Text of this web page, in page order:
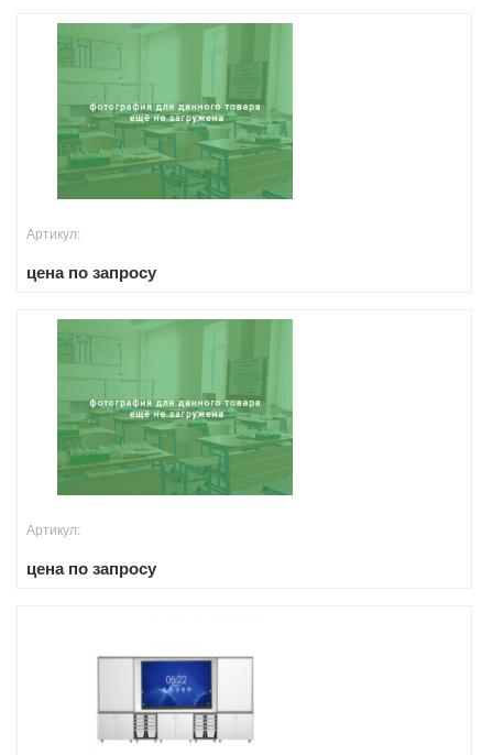
Артикул:
цена по запросу
Артикул:
цена по запросу